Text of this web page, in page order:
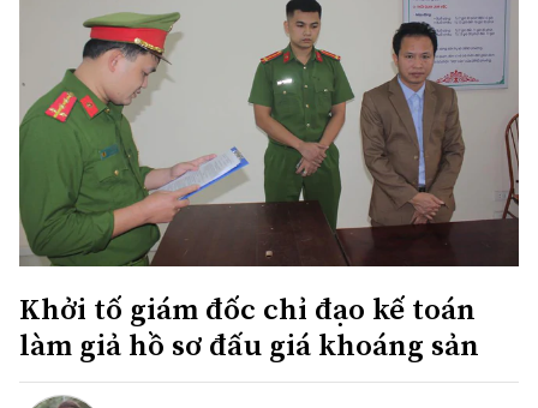
Khởi tố giám đốc chỉ đạo kế toán
làm giả hồ sơ đấu giá khoáng sản